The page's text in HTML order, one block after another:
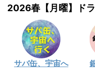
2026春【月曜】ド
サバ缶、宇宙へ